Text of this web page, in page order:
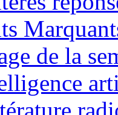
de la